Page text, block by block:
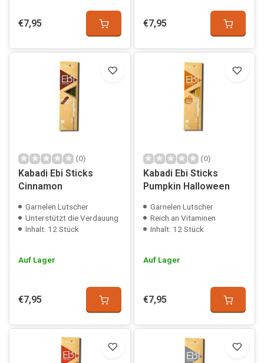
€7,95 €7,95
(0)
Kabadi Ebi Sticks
Cinnamon
Garnelen Lutscher
Unterstützt die Verdauung
Inhalt: 12 Stück
Auf Lager
€7,95
(0)
Kabadi Ebi Sticks
Pumpkin Halloween
Garnelen Lutscher
Reich an Vitaminen
Inhalt: 12 Stück
Auf Lager
€7,95